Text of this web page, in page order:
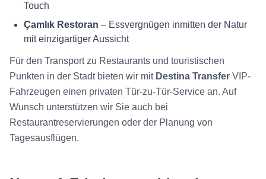
Touch
Çamlık Restoran – Essvergnügen inmitten der Natur
mit einzigartiger Aussicht
Für den Transport zu Restaurants und touristischen
Punkten in der Stadt bieten wir mit Destina Transfer VIP-
Fahrzeugen einen privaten Tür-zu-Tür-Service an. Auf
Wunsch unterstützen wir Sie auch bei
Restaurantreservierungen oder der Planung von
Tagesausflügen.